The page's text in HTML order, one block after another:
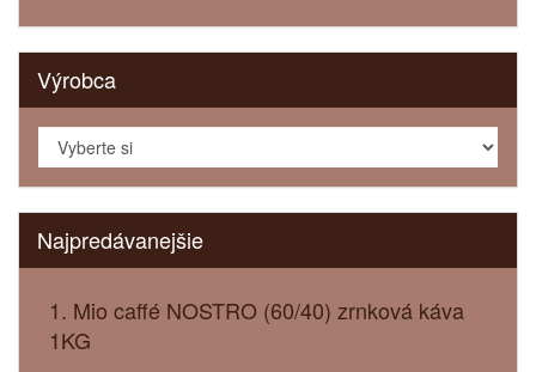
Výrobca
Najpredávanejšie
1. Mio caffé NOSTRO (60/40) zrnková káva
1KG